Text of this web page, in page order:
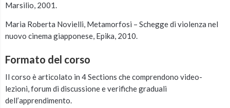
Marsilio, 2001.
Maria Roberta Novielli, Metamorfosi – Schegge di violenza nel
nuovo cinema giapponese, Epika, 2010.
Formato del corso
Il corso è articolato in 4 Sections che comprendono video-
lezioni, forum di discussione e verifiche graduali
dell’apprendimento.